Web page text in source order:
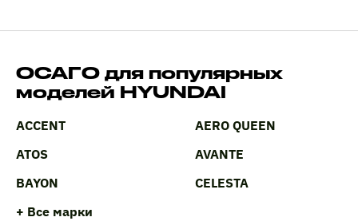
ОСАГО для популярных
моделей HYUNDAI
ACCENT
AERO QUEEN
ATOS
AVANTE
BAYON
CELESTA
+ Все марки